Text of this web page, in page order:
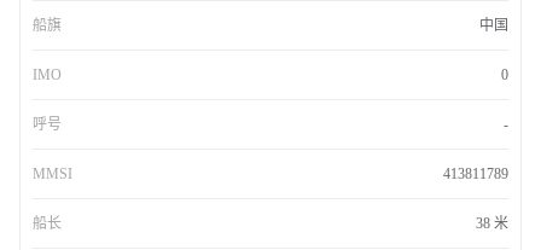
船旗 中国
IMO 0
呼号 -
MMSI 413811789
船长 38 米